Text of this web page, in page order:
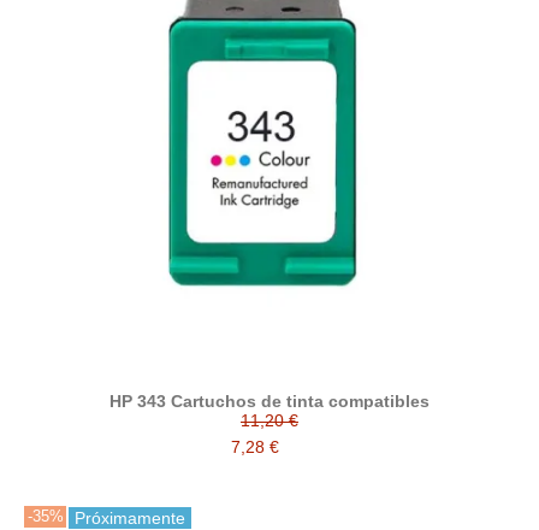
HP 343 Cartuchos de tinta compatibles
11,20 €
7,28 €
-35% Próximamente